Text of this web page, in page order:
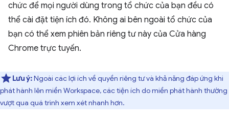
chức để mọi người dùng trong tổ chức của bạn đều có
thể cài đặt tiện ích đó. Không ai bên ngoài tổ chức của
bạn có thể xem phiên bản riêng tư này của Cửa hàng
Chrome trực tuyến.
Lưu ý:Ngoài các lợi ích về quyền riêng tư và khả năng đáp ứng khi
phát hành lên miền Workspace, các tiện ích do miền phát hành thường
vượt qua quá trình xem xét nhanh hơn.